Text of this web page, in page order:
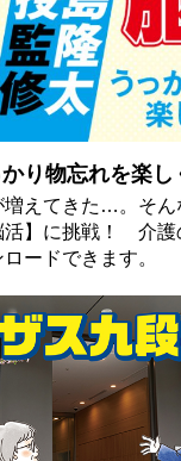
り物忘れを楽し
増えてきた…。そん
活】に挑戦！ 介護
ードできます。